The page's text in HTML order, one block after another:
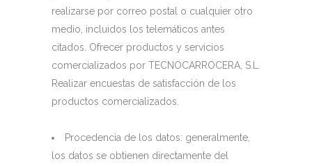
realizarse por correo postal o cualquier otro
medio, incluidos los telemáticos antes
citados. Ofrecer productos y servicios
comercializados por TECNOCARROCERA, S.L.
Realizar encuestas de satisfacción de los
productos comercializados.
Procedencia de los datos: generalmente,
los datos se obtienen directamente del